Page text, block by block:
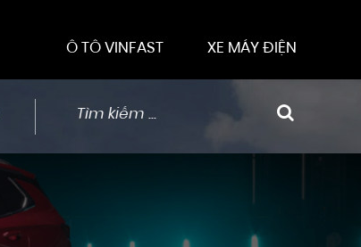
Ô TÔ VINFAST XE MÁY ĐIỆN